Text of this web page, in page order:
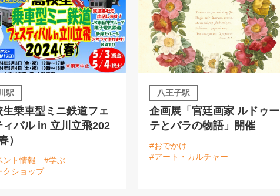
駅
生乗車型ミニ鉄道フェ
ィバル in 立川立飛202
）
ント情報
#学ぶ
クショップ
八王子駅
企画展「宮廷画家 ルドゥー
テとバラの物語」開催
#おでかけ
#アート・カルチャー